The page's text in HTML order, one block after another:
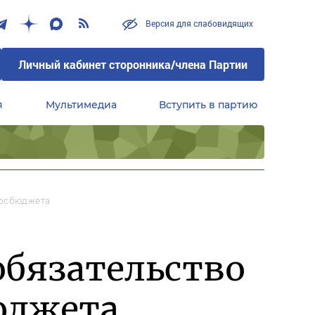
Версия для слабовидящих
Личный кабинет сторонника/члена Партии
Мультимедиа Вступить в партию